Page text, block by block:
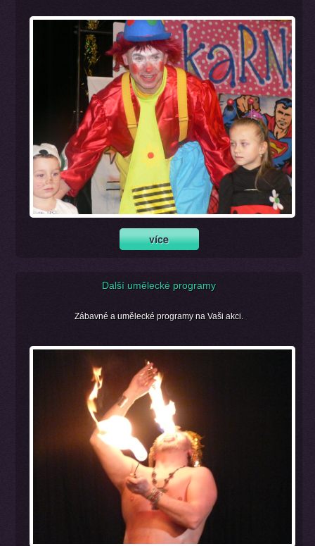
Další umělecké programy
Zábavné a umělecké programy na Vaši akci.